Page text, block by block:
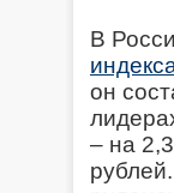
В
он
– на